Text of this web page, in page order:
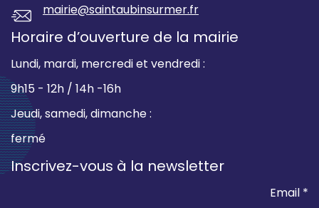
mairie@saintaubinsurmer.fr
Horaire d’ouverture de la mairie
Lundi, mardi, mercredi et vendredi :
9h15 - 12h / 14h -16h
Jeudi, samedi, dimanche :
fermé
Inscrivez-vous à la newsletter
Email *